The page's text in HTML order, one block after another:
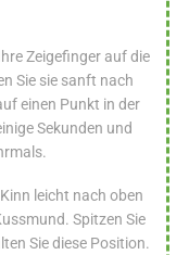
Zeigefinger auf die
Sie sie sanft nach
einen Punkt in der
Sekunden und
leicht nach oben
Spitzen Sie
Sie diese Position.